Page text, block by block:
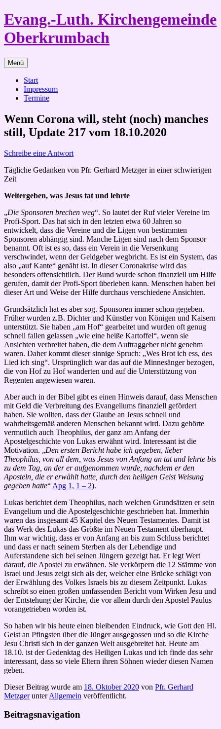
Zum
Inhalt
springen
Evang.-Luth. Kirchengemeinde
Oberkrumbach
Menü
Start
Impressum
Termine
Wenn Corona will, steht (noch) manches
still, Update 217 vom 18.10.2020
Schreibe eine Antwort
Tägliche Gedanken von Pfr. Gerhard Metzger in einer schwierigen
Zeit
Weitergeben, was Jesus tat und lehrte
„Die Sponsoren brechen weg“. So lautet der Ruf vieler Vereine im
Profi-Sport. Das hat sich in den letzten etwa 60 Jahren so
entwickelt, dass die Vereine und die Ligen von bestimmten
Sponsoren abhängig sind. Manche Ligen sind nach dem Sponsor
benannt. Oft ist es so, dass ein Verein in die Versenkung
verschwindet, wenn der Geldgeber wegbricht. Es ist ein System, das
also „auf Kante“ genäht ist. In dieser Coronakrise wird das
besonders offensichtlich. Der Bund wurde schon finanziell um Hilfe
gerufen, damit der Profi-Sport überleben kann. Menschen haben bei
dieser Art und Weise der Hilfe durchaus verschiedene Ansichten.
Grundsätzlich hat es aber sog. Sponsoren immer schon gegeben.
Früher wurden z.B. Dichter und Künstler von Königen und Kaisern
unterstützt. Sie haben „am Hof“ gearbeitet und wurden oft genug
schnell fallen gelassen „wie eine heiße Kartoffel“, wenn sie
Ansichten verbreitet haben, die dem Auftraggeber nicht genehm
waren. Daher kommt dieser sinnige Spruch: „Wes Brot ich ess, des
Lied ich sing“. Ursprünglich war das auf die Minnesänger bezogen,
die von Hof zu Hof wanderten und auf die Unterstützung von
Regenten angewiesen waren.
Aber auch in der Bibel gibt es einen Hinweis darauf, dass Menschen
mit Geld die Verbreitung des Evangeliums finanziell gefördert
haben. Sie wollten, dass der Glaube an Jesus schnell und
wahrheitsgemäß anderen Menschen bekannt wird. Dazu gehörte
vermutlich auch Theophilus, der ganz am Anfang der
Apostelgeschichte von Lukas erwähnt wird. Interessant ist die
Motivation. „Den ersten Bericht habe ich gegeben, lieber
Theophilus, von all dem, was Jesus von Anfang an tat und lehrte bis
zu dem Tag, an der er aufgenommen wurde, nachdem er den
Aposteln, die er erwählt hatte, durch den heiligen Geist Weisung
gegeben hatte“ Apg 1, 1 – 2).
Lukas berichtet dem Theophilus, nach welchen Grundsätzen er sein
Evangelium und die Apostelgeschichte geschrieben hat. Immerhin
waren das insgesamt 45 Kapitel des Neuen Testamentes. Damit ist
das Werk des Lukas das Größte im Neuen Testament überhaupt.
Ihm war wichtig, dass er von Anfang an bis zum Schluss berichtet
und dass er nach seinem Sterben als der Lebendige und
Auferstandene sich bei seinen Jüngern gezeigt hat. Er legt Wert
darauf, die Apostel zu erwähnen. Sie verkörpern die 12 Stämme von
Israel und Jesus zeigt sich als der, welcher eine Brücke schlägt von
der Erwählung des Volkes Israels bis zu diesem Zeitpunkt. Lukas
schreibt so einen großen umfassenden Bericht vom Wirken Jesu und
der Entstehung der Kirche, die vor allem durch den Apostel Paulus
vorangetrieben worden ist.
So haben wir bis heute einen bleibenden Eindruck, wie Gott den Hl.
Geist an Pfingsten über die Jünger ausgegossen und so die Kirche
Jesu Christi sich in der ganzen Welt ausgebreitet hat. Heute am
18.10. ist der Gedenktag des Heiligen Lukas und ich finde das sehr
interessant, dass so viele Eltern ihren Söhnen wieder diesen Namen
geben.
Dieser Beitrag wurde am 18. Oktober 2020 von Pfr. Gerhard
MetzgerunterAllgemein veröffentlicht.
Beitragsnavigation